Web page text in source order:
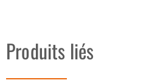
Produits liés